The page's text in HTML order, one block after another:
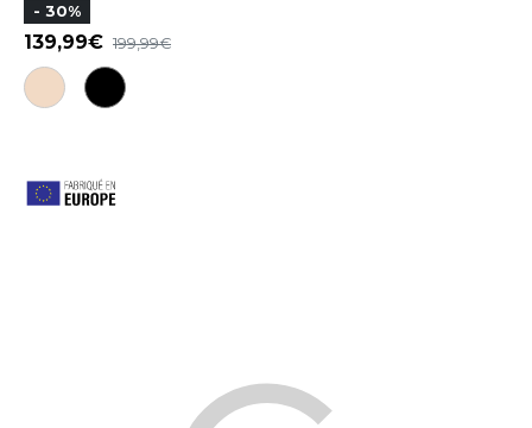
- 30%
139,99 199,99